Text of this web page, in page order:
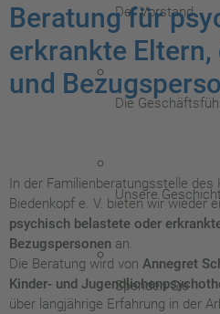
Der Vorstand
Die
Unsere
Spenden Sie
Beratung für
erkrankte Eltern,
und
In der Familienberatungsstelle
Biedenkopf e. V. bieten wir wieder
psychisch belastete oder
Bezugspersonen an.
Die Beratung wird von Annegret
Kinder- und
über langjährige Erfahrung in der